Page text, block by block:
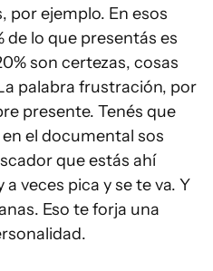
por ejemplo. En esos
de lo que presentás es
son certezas, cosas
palabra frustración, por
presente. Tenés que
el documental sos
que estás ahí
veces pica y se te va. Y
Eso te forja una